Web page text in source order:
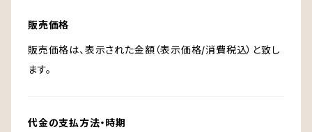
販売価格
販売価格は、表示された金額（表示価格/消費税込）と致し
ます。
代金の支払方法・時期